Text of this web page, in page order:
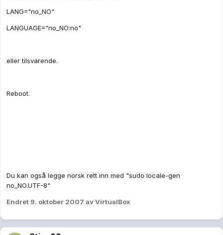
LANG="no_NO"
LANGUAGE="no_NO:no"
eller tilsvarende.
Reboot.
Du kan også legge norsk rett inn med "sudo locale-gen
no_NO.UTF-8"
Endret 9. oktober 2007 av VirtualBox